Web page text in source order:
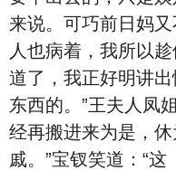
来说。可巧前日妈
人也病着，我所以
道了，我正好明讲
东西的。”王夫人凤
经再搬进来为是，
戚。”宝钗笑道：“这